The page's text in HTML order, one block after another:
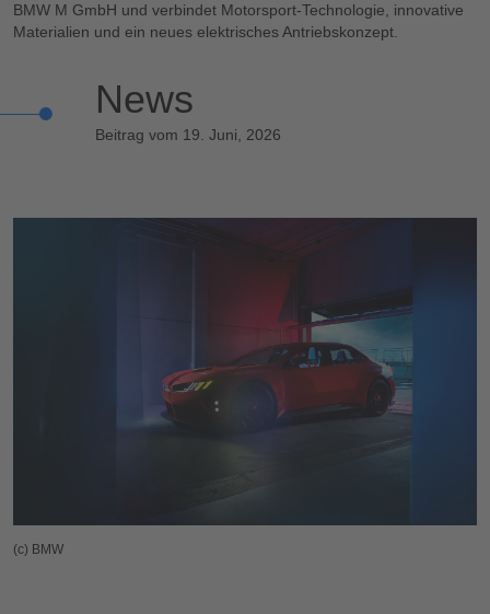
BMW M GmbH und verbindet Motorsport-Technologie, innovative
Materialien und ein neues elektrisches Antriebskonzept.
News
Beitrag vom 19. Juni, 2026
(c) BMW